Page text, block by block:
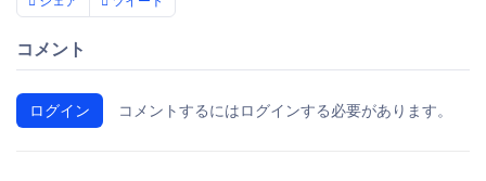
コメント
ログイン コメントするにはログインする必要があります。